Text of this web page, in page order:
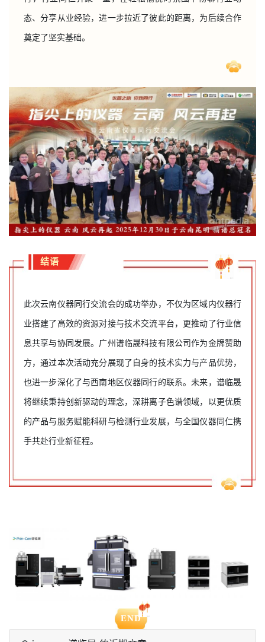
态、分享从业经验，进一步拉近了彼此的距离，为后续合作
奠定了坚实基础。
结语
此次云南仪器同行交流会的成功举办，不仅为区域内仪器行
业搭建了高效的资源对接与技术交流平台，更推动了行业信
息共享与协同发展。广州谱临晟科技有限公司作为金牌赞助
方，通过本次活动充分展现了自身的技术实力与产品优势，
也进一步深化了与西南地区仪器同行的联系。未来，谱临晟
将继续秉持创新驱动的理念，深耕离子色谱领域，以更优质
的产品与服务赋能科研与检测行业发展，与全国仪器同仁携
手共赴行业新征程。
END